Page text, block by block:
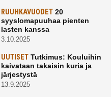
RUUHKAVUODET20
syyslomapuuhaa pienten
lasten kanssa
3.10.2025
UUTISETTutkimus: Kouluihin
kaivataan takaisin kuria ja
järjestystä
13.9.2025